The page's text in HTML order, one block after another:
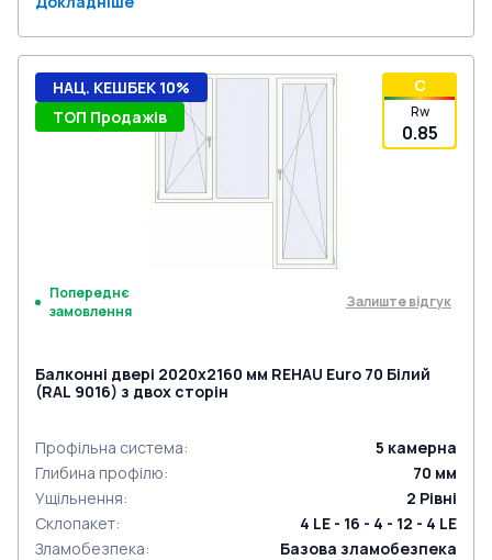
C
Rw
0.85
НАЦ. КЕШБЕК 10%
ТОП Продажів
Попереднє
замовлення
Залиште відгук
Балконні двері 2020x2160 мм REHAU Euro 70 Білий
(RAL 9016) з двох сторін
Профільна система: 5 камерна
Глибина профілю: 70 мм
Ущільнення: 2 Рівні
Склопакет:
4 LE - 16 - 4 - 12 - 4 LE
Зламобезпека: Базова зламобезпека